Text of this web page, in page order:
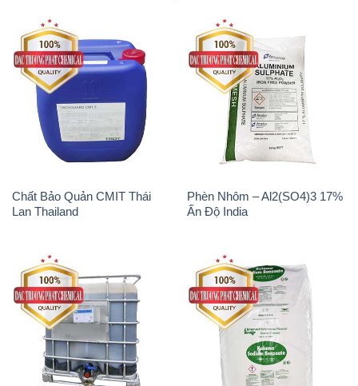
Chất Bảo Quản CMIT Thái
Lan Thailand
Phèn Nhôm – Al2(SO4)3 17%
Ấn Độ India